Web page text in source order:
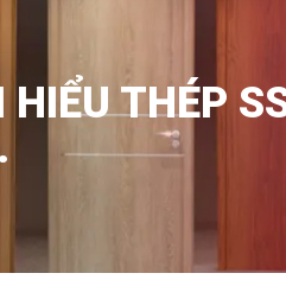
THÉP